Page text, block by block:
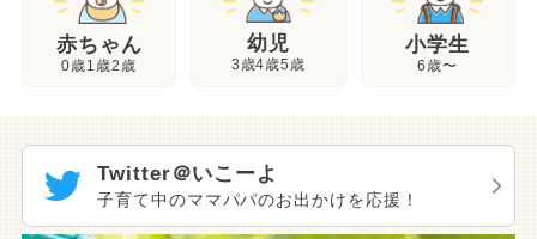
赤ちゃん
0歳1歳2歳
幼児
3歳4歳5歳
小学生
6歳〜
Twitter＠いこーよ
子育て中のママパパのお出かけを応援！